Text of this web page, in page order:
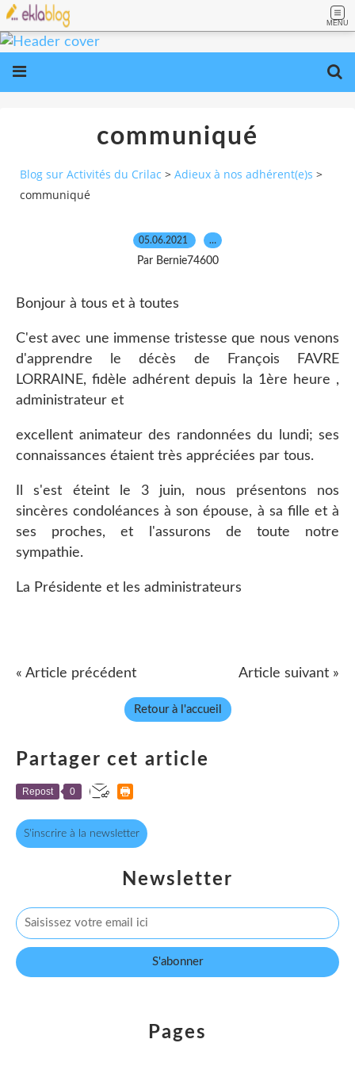
MENU
communiqué
Blog sur Activités du Crilac > Adieux à nos adhérent(e)s >
communiqué
05.06.2021 …
Par Bernie74600
Bonjour à tous et à toutes
C'est avec une immense tristesse que nous venons
d'apprendre le décès de François FAVRE
LORRAINE, fidèle adhérent depuis la 1ère heure ,
administrateur et
excellent animateur des randonnées du lundi; ses
connaissances étaient très appréciées par tous.
Il s'est éteint le 3 juin, nous présentons nos
sincères condoléances à son épouse, à sa fille et à
ses proches, et l'assurons de toute notre
sympathie.
La Présidente et les administrateurs
« Article précédent Article suivant »
Retour à l'accueil
Partager cet article
Repost 0
S'inscrire à la newsletter
Newsletter
Pages